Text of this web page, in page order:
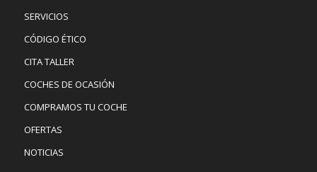
SERVICIOS
CÓDIGO ÉTICO
CITA TALLER
COCHES DE OCASIÓN
COMPRAMOS TU COCHE
OFERTAS
NOTICIAS